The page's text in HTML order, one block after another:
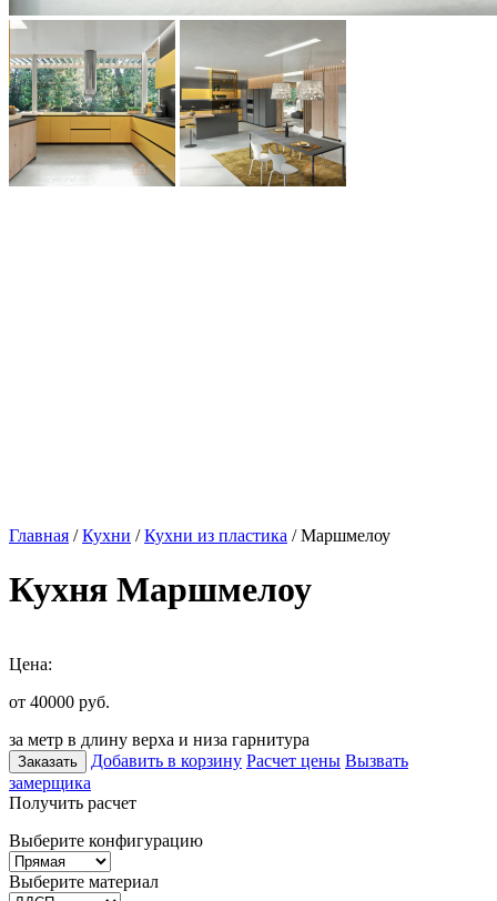
Главная /Кухни /Кухни из пластика / Маршмелоу
Кухня Маршмелоу
Цена:
от 40000 руб.
за метр в длину верха и низа гарнитура
Заказать Добавить в корзину Расчет цены Вызвать
замерщика
Получить расчет
Выберите конфигурацию
Выберите материал